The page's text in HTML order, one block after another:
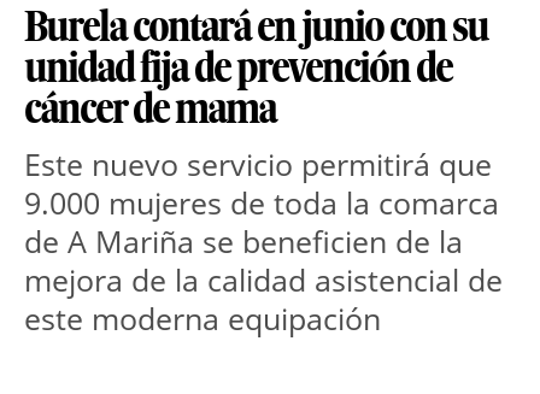
Burela contará en junio con su
unidad fija de prevención de
cáncer de mama
Este nuevo servicio permitirá que
9.000 mujeres de toda la comarca
de A Mariña se beneficien de la
mejora de la calidad asistencial de
este moderna equipación